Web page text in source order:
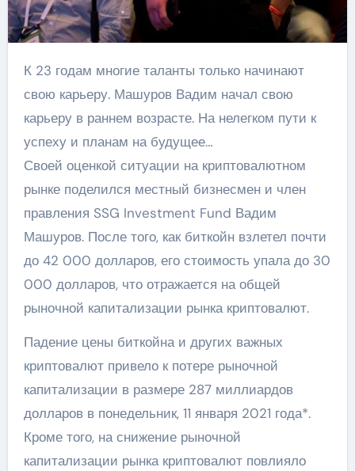
К 23 годам многие таланты только начинают
свою карьеру. Машуров Вадим начал свою
карьеру в раннем возрасте. На нелегком пути к
успеху и планам на будущее…
Своей оценкой ситуации на криптовалютном
рынке поделился местный бизнесмен и член
правления SSG Investment Fund Вадим
Машуров. После того, как биткойн взлетел почти
до 42 000 долларов, его стоимость упала до 30
000 долларов, что отражается на общей
рыночной капитализации рынка криптовалют.
Падение цены биткойна и других важных
криптовалют привело к потере рыночной
капитализации в размере 287 миллиардов
долларов в понедельник, 11 января 2021 года*.
Кроме того, на снижение рыночной
капитализации рынка криптовалют повлияло